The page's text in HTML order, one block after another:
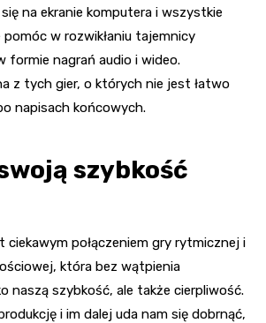
na ekranie komputera i wszystkie
w rozwikłaniu tajemnicy
formie nagrań audio i wideo.
z tych gier, o których nie jest łatwo
napisach końcowych.
szybkość
ciekawym połączeniem gry rytmicznej i
która bez wątpienia
naszą szybkość, ale także cierpliwość.
i im dalej uda nam się dobrnąć,